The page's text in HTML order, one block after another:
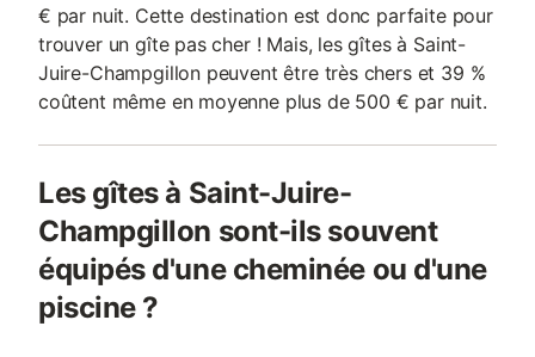
€ par nuit. Cette destination est donc parfaite pour
trouver un gîte pas cher ! Mais, les gîtes à Saint-
Juire-Champgillon peuvent être très chers et 39 %
coûtent même en moyenne plus de 500 € par nuit.
Les gîtes à Saint-Juire-
Champgillon sont-ils souvent
équipés d'une cheminée ou d'une
piscine ?